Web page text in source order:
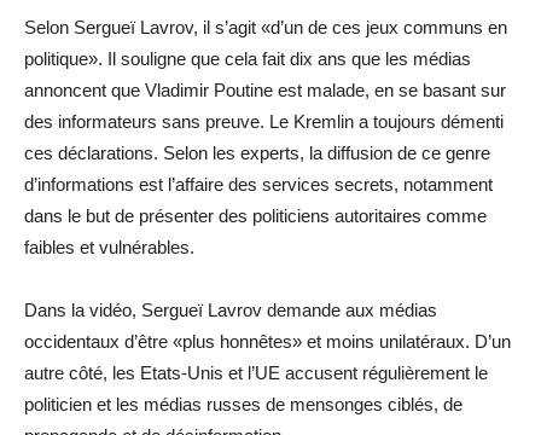
Selon Sergueï Lavrov, il s’agit «d’un de ces jeux communs en
politique». Il souligne que cela fait dix ans que les médias
annoncent que Vladimir Poutine est malade, en se basant sur
des informateurs sans preuve. Le Kremlin a toujours démenti
ces déclarations. Selon les experts, la diffusion de ce genre
d’informations est l’affaire des services secrets, notamment
dans le but de présenter des politiciens autoritaires comme
faibles et vulnérables.
Dans la vidéo, Sergueï Lavrov demande aux médias
occidentaux d’être «plus honnêtes» et moins unilatéraux. D’un
autre côté, les Etats-Unis et l’UE accusent régulièrement le
politicien et les médias russes de mensonges ciblés, de